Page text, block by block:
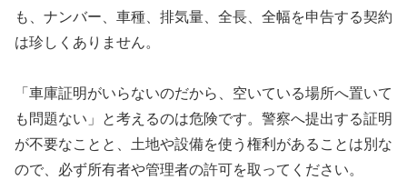
も、ナンバー、車種、排気量、全長、全幅を申告する契約
は珍しくありません。
「車庫証明がいらないのだから、空いている場所へ置いて
も問題ない」と考えるのは危険です。警察へ提出する証明
が不要なことと、土地や設備を使う権利があることは別な
ので、必ず所有者や管理者の許可を取ってください。